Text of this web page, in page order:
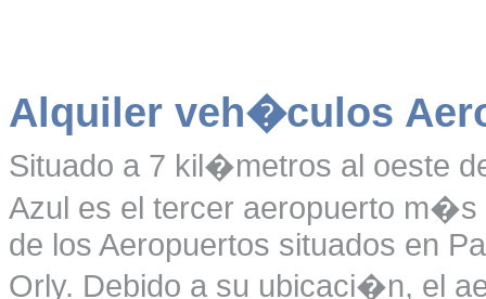
Alquiler veh�culos
Situado a 7 kil�metros al oeste
Azul es el tercer aeropuerto
de los Aeropuertos situados en
Orly. Debido a su ubicaci�n, el